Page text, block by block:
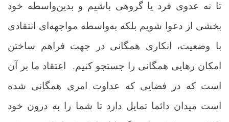
تا نه عدوی فرد یا گروهی باشیم و بدین‌واسطه خود
بخشی از دعوا شویم بلکه به‌واسطه مواجهه‌ای انتقادی
با وضعیت، انکاری همگانی در جهت فراهم ساختن
امکان رهایی همگانی را جستجو کنیم. اعتقاد ما بر آن
است که در فضایی که عداوت امری همگانی شده
است میدان دائما تمایل دارد تا شما را به درون خود